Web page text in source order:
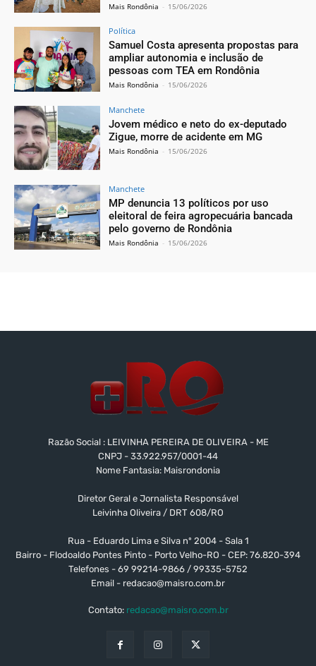
Mais Rondônia - 15/06/2026
Política
Samuel Costa apresenta propostas para
ampliar autonomia e inclusão de
pessoas com TEA em Rondônia
Mais Rondônia - 15/06/2026
Manchete
Jovem médico e neto do ex-deputado
Zigue, morre de acidente em MG
Mais Rondônia - 15/06/2026
Manchete
MP denuncia 13 políticos por uso
eleitoral de feira agropecuária bancada
pelo governo de Rondônia
Mais Rondônia - 15/06/2026
Razão Social : LEIVINHA PEREIRA DE OLIVEIRA - ME
CNPJ - 33.922.957/0001-44
Nome Fantasia: Maisrondonia
Diretor Geral e Jornalista Responsável
Leivinha Oliveira / DRT 608/RO
Rua - Eduardo Lima e Silva nº 2004 - Sala 1
Bairro - Flodoaldo Pontes Pinto - Porto Velho-RO - CEP: 76.820-394
Telefones - 69 99214-9866 / 99335-5752
Email - redacao@maisro.com.br
Contato: redacao@maisro.com.br